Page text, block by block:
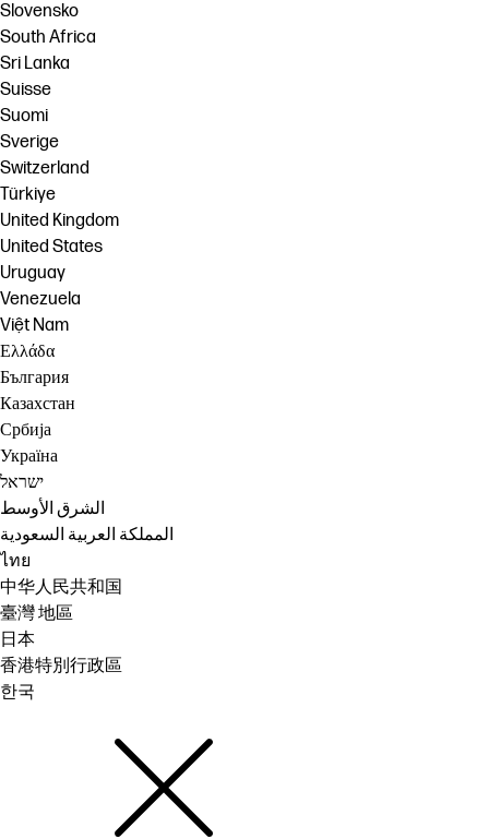
Slovensko
South Africa
Sri Lanka
Suisse
Suomi
Sverige
Switzerland
Türkiye
United Kingdom
United States
Uruguay
Venezuela
Việt Nam
Ελλάδα
България
Казахстан
Србија
Україна
ישראל
الشرق الأوسط
المملكة العربية السعودية
ไทย
中华人民共和国
臺灣 地區
日本
香港特別行政區
한국